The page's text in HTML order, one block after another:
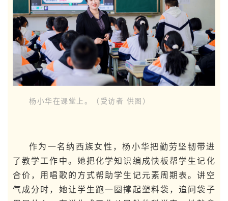
杨小华在课堂上。（受访者 供图）
作为一名纳西族女性，杨小华把勤劳坚韧带进
了教学工作中。她把化学知识编成快板帮学生记化
合价，用唱歌的方式帮助学生记元素周期表。讲空
气成分时，她让学生跑一圈撑起塑料袋，追问袋子